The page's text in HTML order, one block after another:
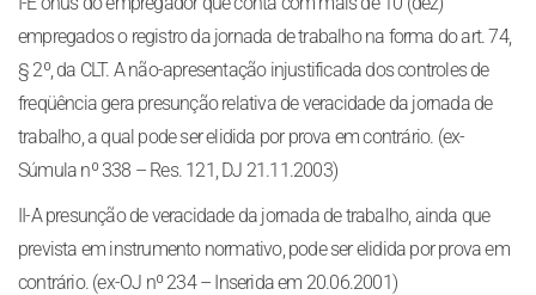
empregados o registro da jornada de trabalho na forma do art. 74,
§ 2º, da CLT. A não-apresentação injustificada dos controles de
freqüência gera presunção relativa de veracidade da jornada de
trabalho, a qual pode ser elidida por prova em contrário. (ex-
Súmula nº 338 – Res. 121, DJ 21.11.2003)
II-A presunção de veracidade da jornada de trabalho, ainda que
prevista em instrumento normativo, pode ser elidida por prova em
contrário. (ex-OJ nº 234 – Inserida em 20.06.2001)